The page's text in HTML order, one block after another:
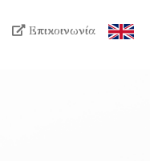
Επικοινωνία